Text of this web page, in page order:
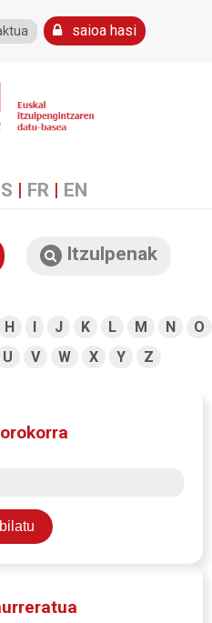
saioa hasi
| FR | EN
Itzulpenak
H I J K L M N
O
U V W X Y Z